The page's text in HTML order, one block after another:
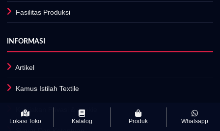
Fasilitas Produksi
INFORMASI
Artikel
Kamus Istilah Textile
Kebijakan Privasi & cookie
Lokasi Toko Katalog Produk Whatsapp